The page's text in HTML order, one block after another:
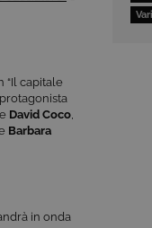
“Il capitale
David Coco,
Barbara
in onda